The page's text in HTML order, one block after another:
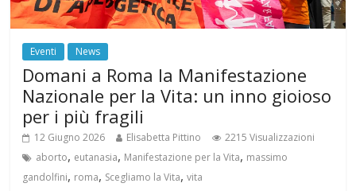
Eventi News
Domani a Roma la Manifestazione
Nazionale per la Vita: un inno gioioso
per i più fragili
12 Giugno 2026 Elisabetta Pittino
2215 Visualizzazioni
aborto, eutanasia, Manifestazione per la Vita, massimo
gandolfini, roma, Scegliamo la Vita,vita